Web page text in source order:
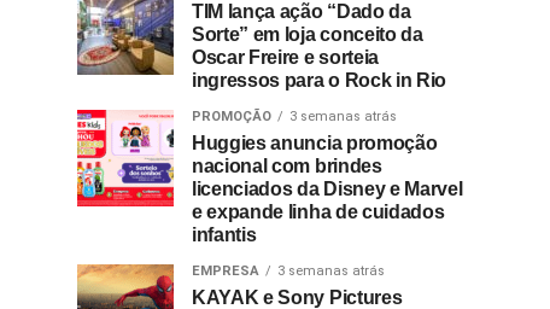
TIM lança ação “Dado da
Sorte” em loja conceito da
Oscar Freire e sorteia
ingressos para o Rock in Rio
PROMOÇÃO 3 semanas atrás
Huggies anuncia promoção
nacional com brindes
licenciados da Disney e Marvel
e expande linha de cuidados
infantis
EMPRESA 3 semanas atrás
KAYAK e Sony Pictures